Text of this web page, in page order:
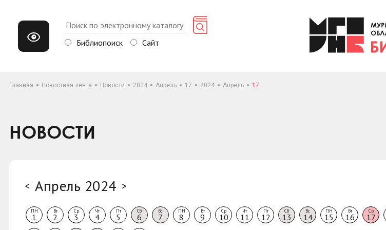
Библиопоиск Сайт
Главная Новостная лента Новости 2024 Апрель 17 2024 Апрель 17
НОВОСТИ
< Апрель 2024 >
ПН
1
Вт
2
Ср
3
Чт
4
Пт
5
Сб
6
Вс
7
ПН
8
Вт
9
Ср
10
Чт
11
Пт
12
Сб
13
Вс
14
ПН
15
Вт
16
Ср
17